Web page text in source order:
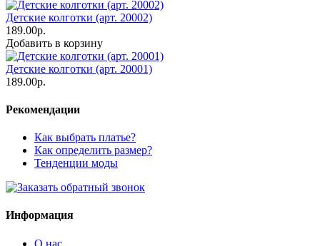
Детские колготки (арт. 20002)
189.00р.
Добавить в корзину
Детские колготки (арт. 20001)
189.00р.
Рекомендации
Как выбрать платье?
Как определить размер?
Тенденции моды
Информация
О нас